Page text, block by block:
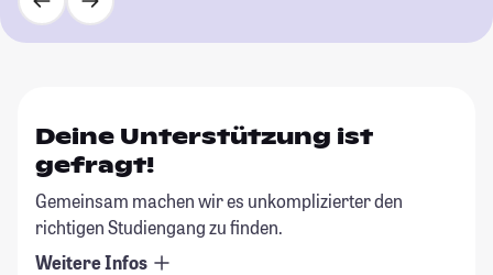
Deine Unterstützung ist
gefragt!
Gemeinsam machen wir es unkomplizierter den
richtigen Studiengang zu finden.
Weitere Infos